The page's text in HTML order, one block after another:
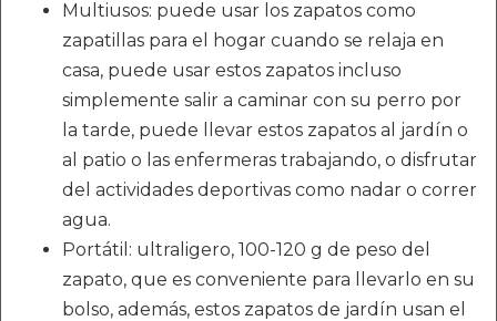
Multiusos: puede usar los zapatos como
zapatillas para el hogar cuando se relaja en
casa, puede usar estos zapatos incluso
simplemente salir a caminar con su perro por
la tarde, puede llevar estos zapatos al jardín o
al patio o las enfermeras trabajando, o disfrutar
del actividades deportivas como nadar o correr
agua.
Portátil: ultraligero, 100-120 g de peso del
zapato, que es conveniente para llevarlo en su
bolso, además, estos zapatos de jardín usan el